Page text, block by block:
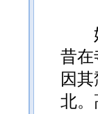
昔在
因
北。